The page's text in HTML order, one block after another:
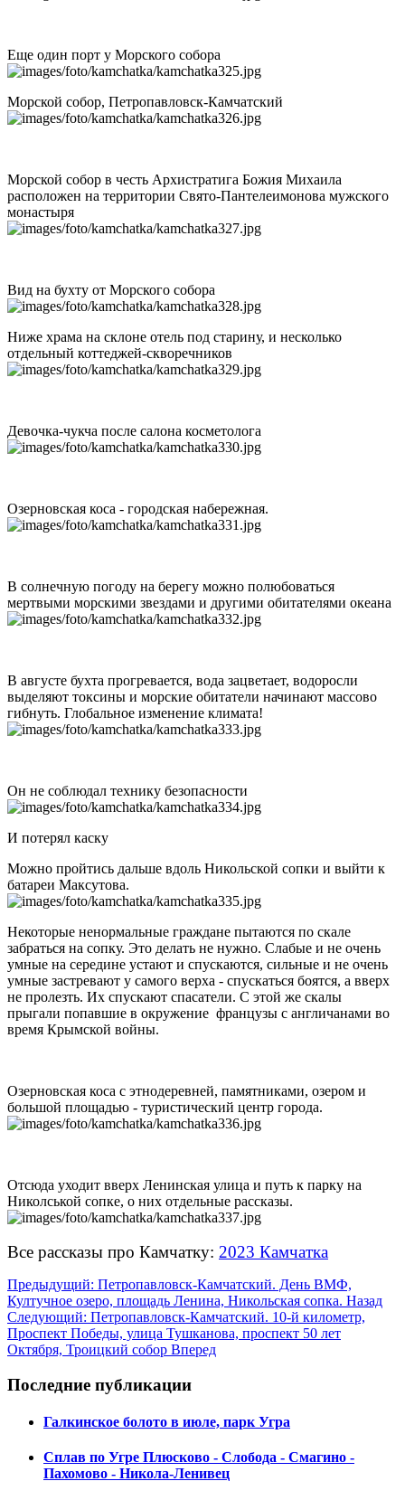
Еще один порт у Морского собора
Морской собор, Петропавловск-Камчатский
Морской собор в честь Архистратига Божия Михаила
расположен на территории Свято-Пантелеимонова мужского
монастыря
Вид на бухту от Морского собора
Ниже храма на склоне отель под старину, и несколько
отдельный коттеджей-скворечников
Девочка-чукча после салона косметолога
Озерновская коса - городская набережная.
В солнечную погоду на берегу можно полюбоваться
мертвыми морскими звездами и другими обитателями океана
В августе бухта прогревается, вода зацветает, водоросли
выделяют токсины и морские обитатели начинают массово
гибнуть. Глобальное изменение климата!
Он не соблюдал технику безопасности
И потерял каску
Можно пройтись дальше вдоль Никольской сопки и выйти к
батареи Максутова.
Некоторые ненормальные граждане пытаются по скале
забраться на сопку. Это делать не нужно. Слабые и не очень
умные на середине устают и спускаются, сильные и не очень
умные застревают у самого верха - спускаться боятся, а вверх
не пролезть. Их спускают спасатели. С этой же скалы
прыгали попавшие в окружение французы с англичанами во
время Крымской войны.
Озерновская коса с этнодеревней, памятниками, озером и
большой площадью - туристический центр города.
Отсюда уходит вверх Ленинская улица и путь к парку на
Николськой сопке, о них отдельные рассказы.
Все рассказы про Камчатку: 2023 Камчатка
Предыдущий: Петропавловск-Камчатский. День ВМФ,
Култучное озеро, площадь Ленина, Никольская сопка. Назад
Следующий: Петропавловск-Камчатский. 10-й километр,
Проспект Победы, улица Тушканова, проспект 50 лет
Октября, Троицкий собор Вперед
Последние публикации
Галкинское болото в июле, парк Угра
Сплав по Угре Плюсково - Слобода - Смагино -
Пахомово - Никола-Ленивец